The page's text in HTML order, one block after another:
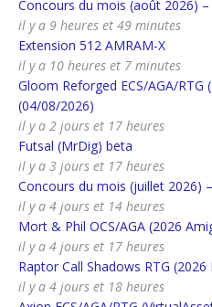
Concours du mois (août 2026)
il y a 9 heures et 49 minutes
Extension 512 AMRAM-X
il y a 10 heures et 7 minutes
Gloom Reforged ECS/AGA/RTG
(04/08/2026)
il y a 2 jours et 17 heures
Futsal (MrDig) beta
il y a 3 jours et 17 heures
Concours du mois (juillet 2026)
il y a 4 jours et 14 heures
Mort & Phil OCS/AGA (2026
il y a 4 jours et 17 heures
Raptor Call Shadows RTG
il y a 4 jours et 18 heures